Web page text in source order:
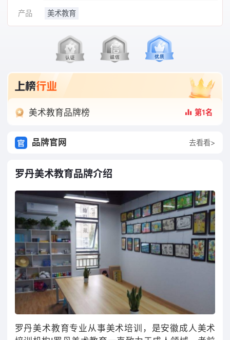
产品 美术教育
美术教育品牌榜 第1名
品牌官网 去看看>
罗丹美术教育品牌介绍
罗丹美术教育专业从事美术培训，是安徽成人美术